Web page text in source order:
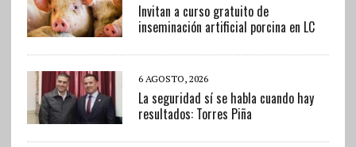
Invitan a curso gratuito de
inseminación artificial porcina en LC
6 AGOSTO, 2026
La seguridad sí se habla cuando hay
resultados: Torres Piña